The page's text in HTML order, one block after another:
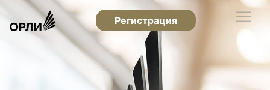
Регистрация